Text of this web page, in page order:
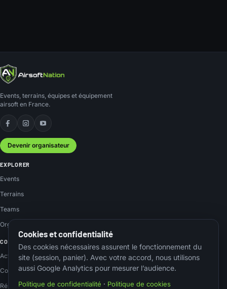
Events, terrains, équipes et équipement
airsoft en France.
Facebook
Instagram
YouTube
Devenir organisateur
EXPLORER
Events
Terrains
Teams
Organisateurs
COMMUNAUTÉ
Actus
Contact
Réseaux sociaux
Cookies et confidentialité
Des cookies nécessaires assurent le fonctionnement du
site (session, panier). Avec votre accord, nous utilisons
aussi Google Analytics pour mesurer l’audience.
Politique de confidentialité · Politique de cookies